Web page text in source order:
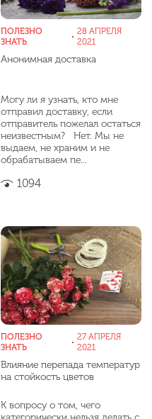
ПОЛЕЗНО
ЗНАТЬ
28 АПРЕЛЯ
2021
Анонимная доставка
Могу ли я узнать, кто мне
отправил доставку, если
отправитель пожелал остаться
неизвестным? Нет. Мы не
выдаем, не храним и не
обрабатываем пе...
1094
ПОЛЕЗНО
ЗНАТЬ
27 АПРЕЛЯ
2021
Влияние перепада температур
на стойкость цветов
К вопросу о том, чего